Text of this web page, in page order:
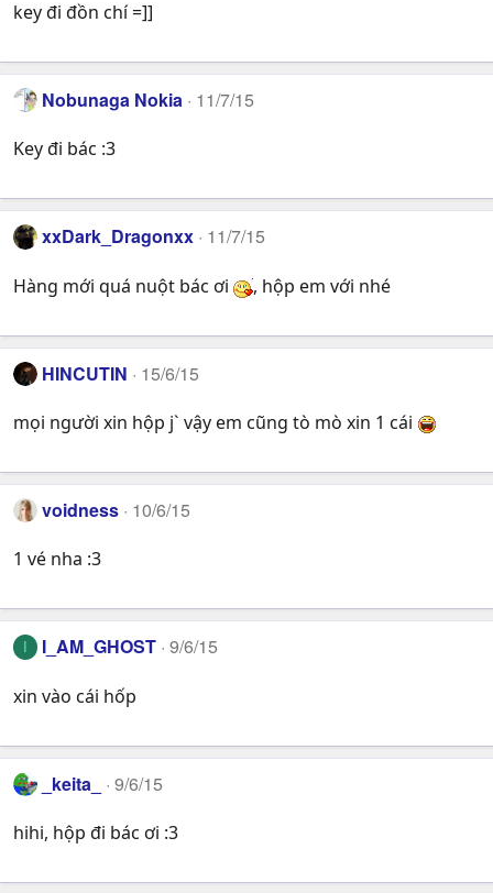
key đi đồn chí =]]
Nobunaga Nokia 11/7/15
Key đi bác :3
xxDark_Dragonxx 11/7/15
Hàng mới quá nuột bác ơi , hộp em với nhé
HINCUTIN 15/6/15
mọi người xin hộp j` vậy em cũng tò mò xin 1 cái
voidness 10/6/15
1 vé nha :3
I_AM_GHOST 9/6/15
xin vào cái hốp
_keita_ 9/6/15
hihi, hộp đi bác ơi :3